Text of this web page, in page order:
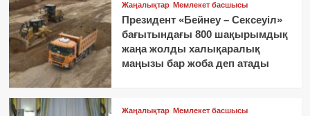
Жаңалықтар Мемлекет басшысы
Президент «Бейнеу – Сексеуіл»
бағытындағы 800 шақырымдық
жаңа жолды халықаралық
маңызы бар жоба деп атады
Жаңалықтар Мемлекет басшысы